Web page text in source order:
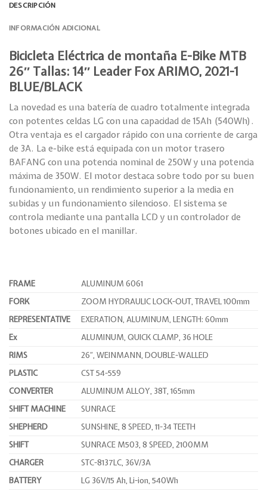
DESCRIPCIÓN
INFORMACIÓN ADICIONAL
Bicicleta Eléctrica de montaña E-Bike MTB
26″ Tallas: 14″ Leader Fox ARIMO, 2021-1
BLUE/BLACK
La novedad es una batería de cuadro totalmente integrada
con potentes celdas LG con una capacidad de 15Ah (540Wh).
Otra ventaja es el cargador rápido con una corriente de carga
de 3A. La e-bike está equipada con un motor trasero
BAFANG con una potencia nominal de 250W y una potencia
máxima de 350W. El motor destaca sobre todo por su buen
funcionamiento, un rendimiento superior a la media en
subidas y un funcionamiento silencioso. El sistema se
controla mediante una pantalla LCD y un controlador de
botones ubicado en el manillar.
FRAME
ALUMINUM 6061
FORK
ZOOM HYDRAULIC LOCK-OUT, TRAVEL 100mm
REPRESENTATIVE
EXERATION, ALUMINUM, LENGTH: 60mm
Ex
ALUMINUM, QUICK CLAMP, 36 HOLE
RIMS
26″, WEINMANN, DOUBLE-WALLED
PLASTIC
CST 54-559
CONVERTER
ALUMINUM ALLOY, 38T, 165mm
SHIFT MACHINE
SUNRACE
SHEPHERD
SUNSHINE, 8 SPEED, 11-34 TEETH
SHIFT
SUNRACE M503, 8 SPEED, 2100MM
CHARGER
STC-8137LC, 36V/3A
BATTERY
LG 36V/15 ​​Ah, Li-ion, 540Wh